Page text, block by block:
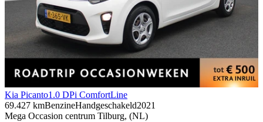
Kia Picanto1.0 DPi ComfortLine
69.427 kmBenzineHandgeschakeld2021
Mega Occasion centrum Tilburg, (NL)